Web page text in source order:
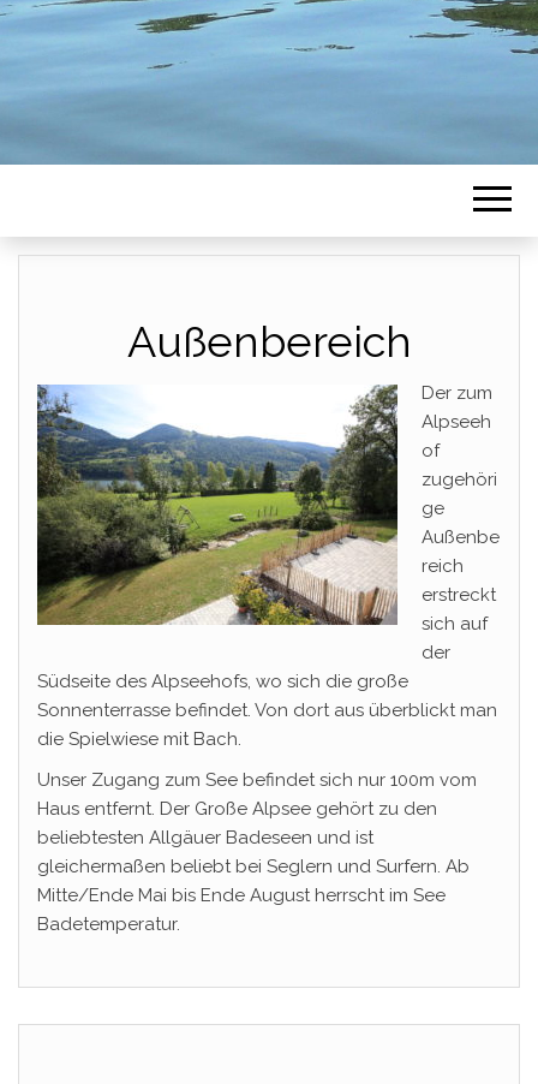
Außenbereich
Der zum
Alpseeh
of
zugehöri
ge
Außenbe
reich
erstreckt
sich auf
der
Südseite des Alpseehofs, wo sich die große
Sonnenterrasse befindet. Von dort aus überblickt man
die Spielwiese mit Bach.
Unser Zugang zum See befindet sich nur 100m vom
Haus entfernt. Der Große Alpsee gehört zu den
beliebtesten Allgäuer Badeseen und ist
gleichermaßen beliebt bei Seglern und Surfern. Ab
Mitte/Ende Mai bis Ende August herrscht im See
Badetemperatur.